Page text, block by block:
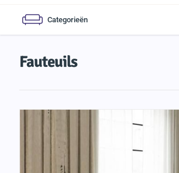
Categorieën
Fauteuils